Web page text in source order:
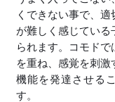
くできない事で、
が難しく感じている
られます。コモド
を重ね、感覚を刺
機能を発達させる
す。